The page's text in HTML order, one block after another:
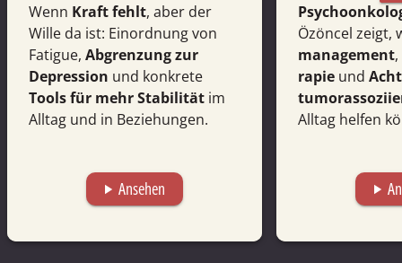
Wenn Kraft fehlt, aber der
Wille da ist: Einordnung von
Fatigue, Abgrenzung zur
Depression und konkrete
Tools für mehr Stabilität im
Alltag und in Beziehungen.
play_arrow Ansehen
Özöncel zeigt,
manage­­ment,
ra­pie und
All­tag hel­fen
play_arrow